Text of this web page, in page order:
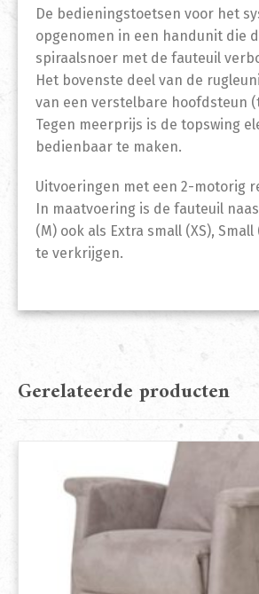
De bedieningstoetsen voor het
opgenomen in een handunit die
spiraalsnoer met de fauteuil
Het bovenste deel van de
van een verstelbare hoofdsteun
Tegen meerprijs is de topswing
bedienbaar te maken.
Uitvoeringen met een 2-motorig
In maatvoering is de fauteuil
(M) ook als Extra small (XS), Small
te verkrijgen.
Gerelateerde producten